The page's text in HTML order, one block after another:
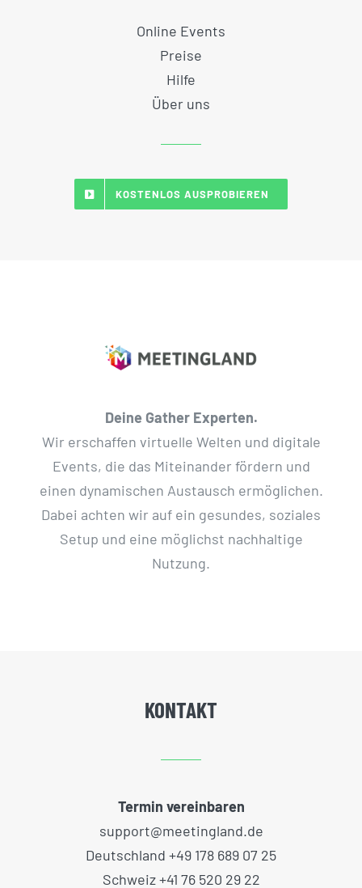
Online Events
Preise
Hilfe
Über uns
KOSTENLOS AUSPROBIEREN
Deine Gather Experten.
Wir erschaffen virtuelle Welten und digitale
Events, die das Miteinander fördern und
einen dynamischen Austausch ermöglichen.
Dabei achten wir auf ein gesundes, soziales
Setup und eine möglichst nachhaltige
Nutzung.
KONTAKT
Termin vereinbaren
support@meetingland.de
Deutschland +49 178 689 07 25
Schweiz +41 76 520 29 22